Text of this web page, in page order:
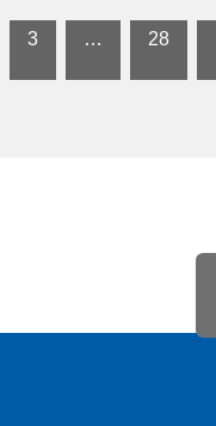
3 … 28